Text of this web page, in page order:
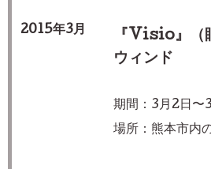
2015年3月 『 Visio』（
ウィンド
期間：3月2日〜
場所：熊本市内